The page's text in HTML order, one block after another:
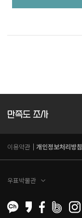
만족도 조사
이용약관 개인정보처리방침
우표박물관